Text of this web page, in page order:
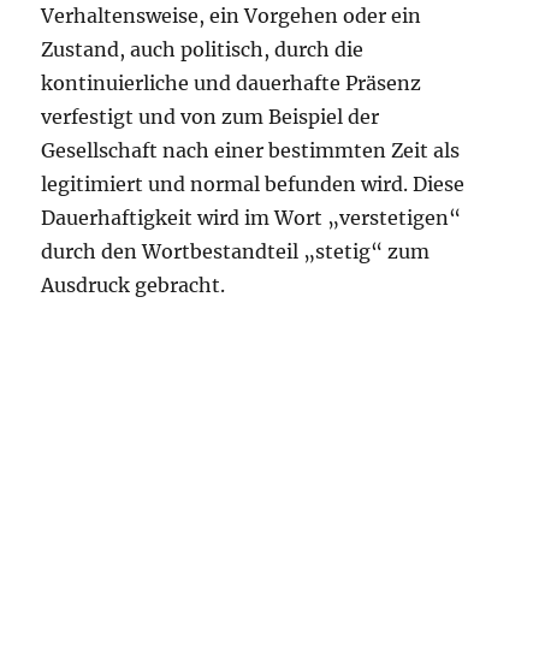
Verhaltensweise, ein Vorgehen oder ein
Zustand, auch politisch, durch die
kontinuierliche und dauerhafte Präsenz
verfestigt und von zum Beispiel der
Gesellschaft nach einer bestimmten Zeit als
legitimiert und normal befunden wird. Diese
Dauerhaftigkeit wird im Wort „verstetigen“
durch den Wortbestandteil „stetig“ zum
Ausdruck gebracht.